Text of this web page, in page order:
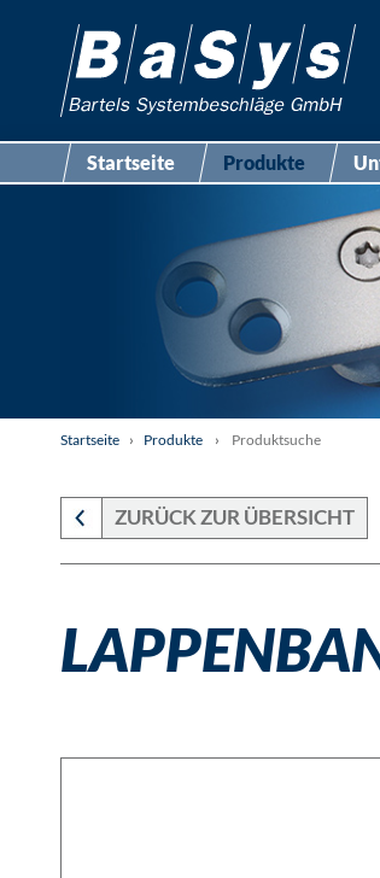
Startseite Produkte
Startseite › Produkte › Produktsuche
ZURÜCK ZUR ÜBERSICHT